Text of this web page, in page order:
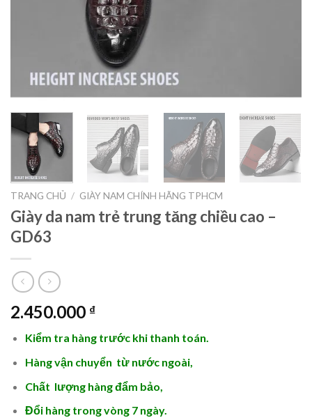
TRANG CHỦ / GIÀY NAM CHÍNH HÃNG TPHCM
Giày da nam trẻ trung tăng chiều cao –
GD63
2.450.000 ₫
Kiểm tra hàng trước khi thanh toán.
Hàng vận chuyển từ nước ngoài,
Chất lượng hàng đẩm bảo,
Đổi hàng trong vòng 7 ngày.